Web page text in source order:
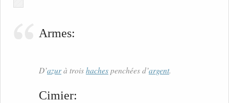
Armes:
D’azurà troishachespenchées d’argent.
Cimier: